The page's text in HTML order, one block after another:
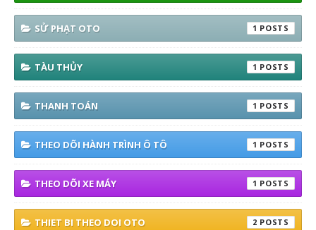
SỬ PHẠT OTO 1
TÀU THỦY 1
THANH TOÁN 1
THEO DÕI HÀNH TRÌNH Ô TÔ 1
THEO DÕI XE MÁY 1
THIET BI THEO DOI OTO 2